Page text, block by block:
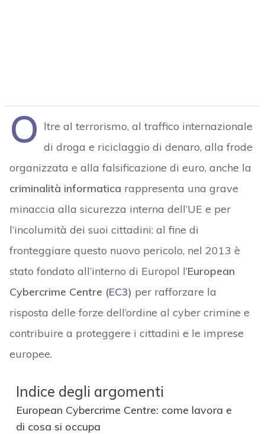
O ltre al terrorismo, al traffico internazionale
di droga e riciclaggio di denaro, alla frode
organizzata e alla falsificazione di euro, anche la
criminalità informatica rappresenta una grave
minaccia alla sicurezza interna dell’UE e per
l’incolumità dei suoi cittadini: al fine di
fronteggiare questo nuovo pericolo, nel 2013 è
stato fondato all’interno di Europol l’European
Cybercrime Centre (EC3) per rafforzare la
risposta delle forze dell’ordine al cyber crimine e
contribuire a proteggere i cittadini e le imprese
europee.
Indice degli argomenti
European Cybercrime Centre: come lavora e
di cosa si occupa